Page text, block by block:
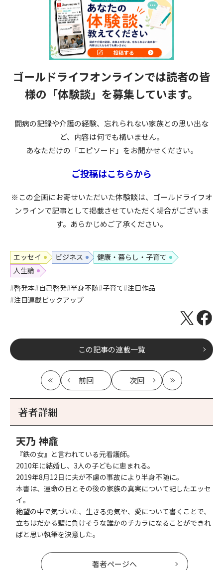
ゴールドライフオンラインでは読者の皆
様の 「体験談」を募集しています。
闘病の記録や介護の経験、忘れられない家族との思い出な
ど、内容は何でも構いません。
あなただけの「エピソード」をお聞かせください。
ご投稿はこちらから
※この企画にお寄せいただいた体験談は、ゴールドライフオ
ンラインで記事として掲載させていただく場合がございま
す。あらかじめご了承ください。
エッセイ ビジネス
健康・暮らし・子育て
人生論
啓発本 自己啓発 半身不随 子育て 注目作品
注目連載ピックアップ
この記事の連載一覧
最
初
前回
記
次回
記
最
新
著者詳細
天乃 神龕
『鉄の女』と言われている元看護師。
2010年に結婚し、3人の子どもに恵まれる。
2019年8月12日に夫が不慮の事故により半身不随に。
本書は、運命の日とその後の家族の真実について記したエッセ
イ。
絶望の中で気づいた、生きる勇気や、愛について書くことで、
立ちはだかる壁に負けそうな誰かのチカラになることができれ
ばと思い執筆を決意した。
著者ページへ